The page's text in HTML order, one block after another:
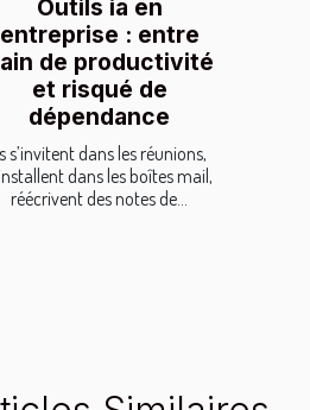
Outils ia en
entreprise : entre
de productivité
et risqué de
dépendance
s’invitent dans les réunions,
dans les boîtes mail,
réécrivent des notes de...